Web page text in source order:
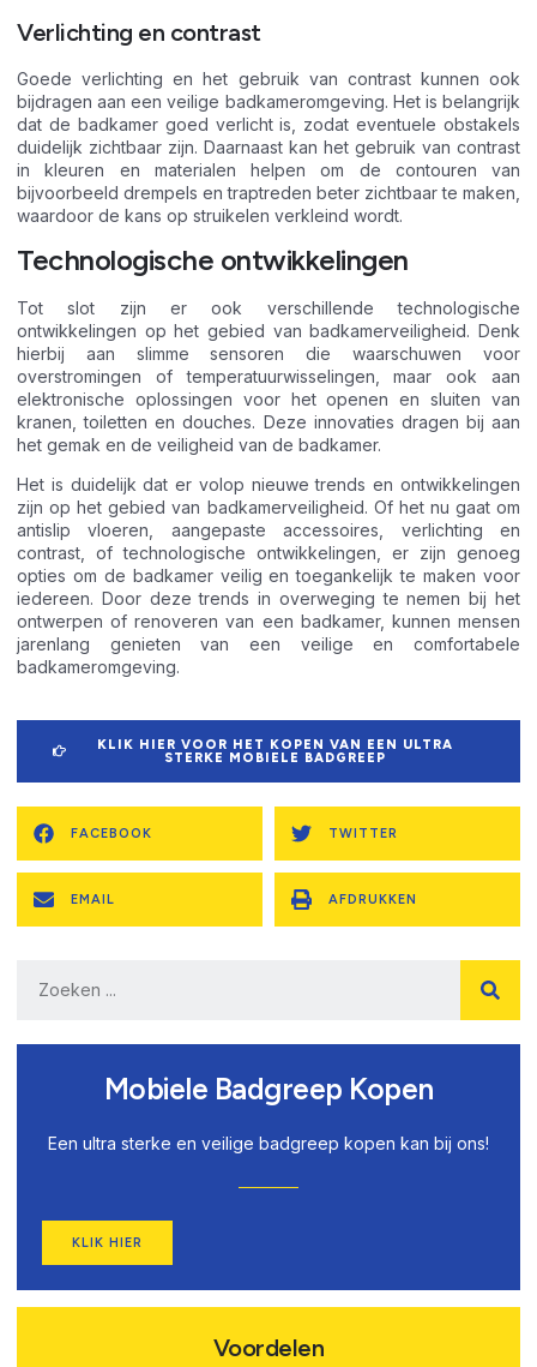
Verlichting en contrast
Goede verlichting en het gebruik van contrast kunnen ook
bijdragen aan een veilige badkameromgeving. Het is belangrijk
dat de badkamer goed verlicht is, zodat eventuele obstakels
duidelijk zichtbaar zijn. Daarnaast kan het gebruik van contrast
in kleuren en materialen helpen om de contouren van
bijvoorbeeld drempels en traptreden beter zichtbaar te maken,
waardoor de kans op struikelen verkleind wordt.
Technologische ontwikkelingen
Tot slot zijn er ook verschillende technologische
ontwikkelingen op het gebied van badkamerveiligheid. Denk
hierbij aan slimme sensoren die waarschuwen voor
overstromingen of temperatuurwisselingen, maar ook aan
elektronische oplossingen voor het openen en sluiten van
kranen, toiletten en douches. Deze innovaties dragen bij aan
het gemak en de veiligheid van de badkamer.
Het is duidelijk dat er volop nieuwe trends en ontwikkelingen
zijn op het gebied van badkamerveiligheid. Of het nu gaat om
antislip vloeren, aangepaste accessoires, verlichting en
contrast, of technologische ontwikkelingen, er zijn genoeg
opties om de badkamer veilig en toegankelijk te maken voor
iedereen. Door deze trends in overweging te nemen bij het
ontwerpen of renoveren van een badkamer, kunnen mensen
jarenlang genieten van een veilige en comfortabele
badkameromgeving.
KLIK HIER VOOR HET KOPEN VAN EEN ULTRA
STERKE MOBIELE BADGREEP
FACEBOOK TWITTER
EMAIL AFDRUKKEN
Mobiele Badgreep Kopen
Een ultra sterke en veilige badgreep kopen kan bij ons!
KLIK HIER
Voordelen